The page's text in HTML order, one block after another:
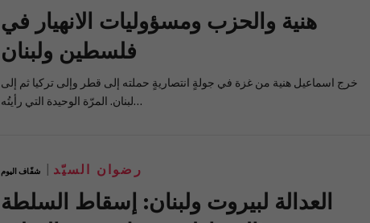
هنية والحزب ومسؤوليات الانهيار في
فلسطين ولبنان
خرج اسماعيل هنية من غزة في جولةٍ انتصاريةٍ حملته إلى قطر وإلى تركيا ثم إلى
لبنان. المرّة الوحيدة التي رأيتُه…
شفّاف اليوم رضوان السيّد
العدالة لبيروت ولبنان: إسقاط السلطة